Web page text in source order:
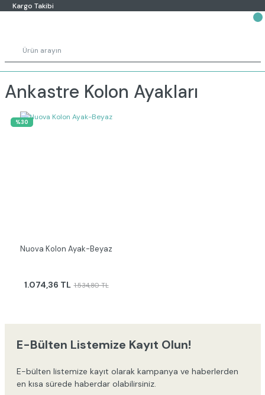
Kargo Takibi
Ankastre Kolon Ayakları
%30
Nuova Kolon Ayak-Beyaz
1.074,36 TL 1.534,80 TL
E-Bülten Listemize Kayıt Olun!
E-bülten listemize kayıt olarak kampanya ve haberlerden
en kısa sürede haberdar olabilirsiniz.